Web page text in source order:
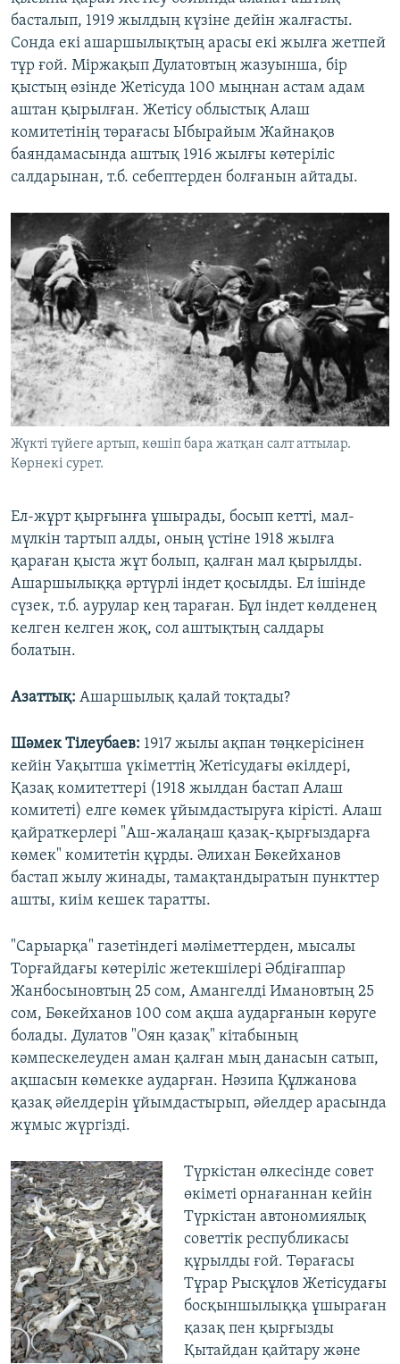
басталып, 1919 жылдың күзіне дейін жалғасты.
Сонда екі ашаршылықтың арасы екі жылға жетпей
тұр ғой. Міржақып Дулатовтың жазуынша, бір
қыстың өзінде Жетісуда 100 мыңнан астам адам
аштан қырылған. Жетісу облыстық Алаш
комитетінің төрағасы Ыбырайым Жайнақов
баяндамасында аштық 1916 жылғы көтеріліс
салдарынан, т.б. себептерден болғанын айтады.
Жүкті түйеге артып, көшіп бара жатқан салт аттылар.
Көрнекі сурет.
Ел-жұрт қырғынға ұшырады, босып кетті, мал-
мүлкін тартып алды, оның үстіне 1918 жылға
қараған қыста жұт болып, қалған мал қырылды.
Ашаршылыққа әртүрлі індет қосылды. Ел ішінде
сүзек, т.б. аурулар кең тараған. Бұл індет көлденең
келген келген жоқ, сол аштықтың салдары
болатын.
Азаттық: Ашаршылық қалай тоқтады?
Шәмек Тілеубаев: 1917 жылы ақпан төңкерісінен
кейін Уақытша үкіметтің Жетісудағы өкілдері,
Қазақ комитеттері (1918 жылдан бастап Алаш
комитеті) елге көмек ұйымдастыруға кірісті. Алаш
қайраткерлері "Аш-жалаңаш қазақ-қырғыздарға
көмек" комитетін құрды. Әлихан Бөкейханов
бастап жылу жинады, тамақтандыратын пункттер
ашты, киім кешек таратты.
"Сарыарқа" газетіндегі мәліметтерден, мысалы
Торғайдағы көтеріліс жетекшілері Әбдіғаппар
Жанбосыновтың 25 сом, Амангелді Имановтың 25
сом, Бөкейханов 100 сом ақша аударғанын көруге
болады. Дулатов "Оян қазақ" кітабының
кәмпескелеуден аман қалған мың данасын сатып,
ақшасын көмекке аударған. Нәзипа Құлжанова
қазақ әйелдерін ұйымдастырып, әйелдер арасында
жұмыс жүргізді.
Түркістан өлкесінде совет
өкіметі орнағаннан кейін
Түркістан автономиялық
советтік республикасы
құрылды ғой. Төрағасы
Тұрар Рысқұлов Жетісудағы
босқыншылыққа ұшыраған
қазақ пен қырғызды
Қытайдан қайтару және